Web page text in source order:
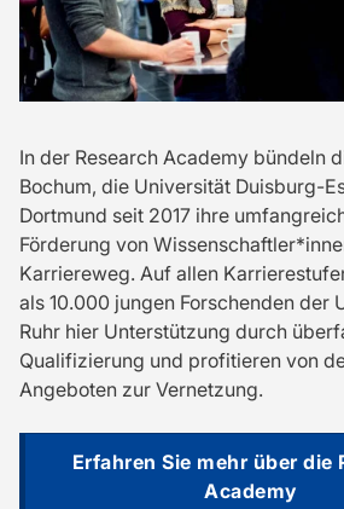
In der Research Academy bündeln
Bochum, die Universität Duisburg-
Dortmund seit 2017 ihre
Förderung von
Karriereweg. Auf allen
als 10.000 jungen Forschenden der
Ruhr hier Unterstützung durch
Qualifizierung und profitieren von
Angeboten zur Vernetzung.
Erfahren Sie mehr über die
Academy